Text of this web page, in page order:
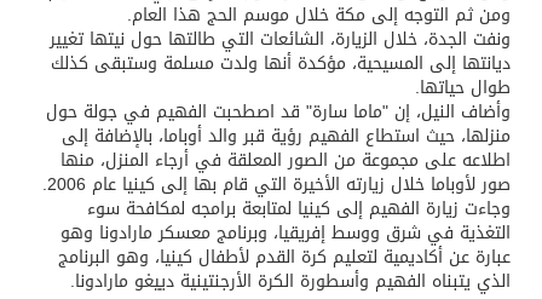
ومن ثم التوجه إلى مكة خلال موسم الحج هذا العام.
ونفت الجدة، خلال الزيارة، الشائعات التي طالتها حول نيتها تغيير
ديانتها إلى المسيحية، مؤكدة أنها ولدت مسلمة وستبقى كذلك
طوال حياتها.
وأضاف النيل، إن "ماما سارة" قد اصطحبت الفهيم في جولة حول
منزلها، حيث استطاع الفهيم رؤية قبر والد أوباما، بالإضافة إلى
اطلاعه على مجموعة من الصور المعلقة في أرجاء المنزل، منها
صور لأوباما خلال زيارته الأخيرة التي قام بها إلى كينيا عام 2006.
وجاءت زيارة الفهيم إلى كينيا لمتابعة برامجه لمكافحة سوء
التغذية في شرق ووسط إفريقيا، وبرنامج معسكر مارادونا وهو
عبارة عن أكاديمية لتعليم كرة القدم لأطفال كينيا، وهو البرنامج
الذي يتبناه الفهيم وأسطورة الكرة الأرجنتينية دييغو مارادونا.